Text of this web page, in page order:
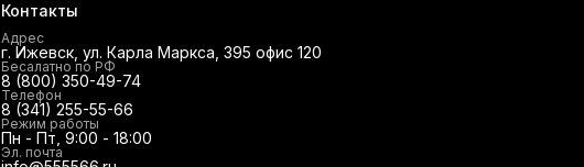
Контакты
Адрес
г. Ижевск, ул. Карла Маркса, 395 офис 120
Бесалатно по РФ
8 (800) 350-49-74
Телефон
8 (341) 255-55-66
Режим работы
Пн - Пт, 9:00 - 18:00
Эл. почта